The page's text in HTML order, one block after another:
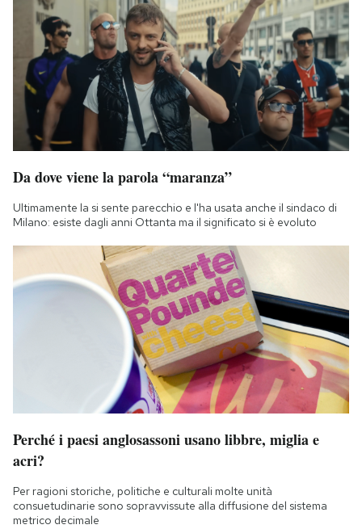
Da dove viene la parola “maranza”
Ultimamente la si sente parecchio e l'ha usata anche il sindaco di
Milano: esiste dagli anni Ottanta ma il significato si è evoluto
Perché i paesi anglosassoni usano libbre, miglia e
acri?
Per ragioni storiche, politiche e culturali molte unità
consuetudinarie sono sopravvissute alla diffusione del sistema
metrico decimale